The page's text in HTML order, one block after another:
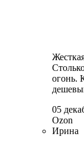
огонь.
05
Ozon
Ирина